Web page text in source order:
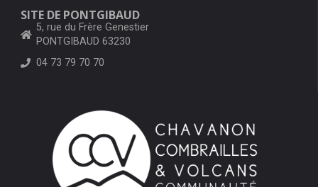
SITE DE PONTGIBAUD
5, rue du Frère Genestier
PONTGIBAUD 63230
04 73 79 70 70